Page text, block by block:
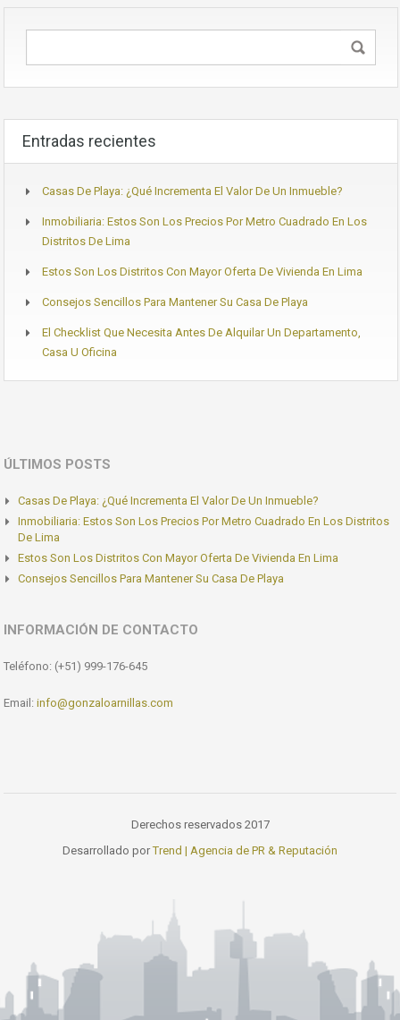
Entradas recientes
Casas De Playa: ¿Qué Incrementa El Valor De Un Inmueble?
Inmobiliaria: Estos Son Los Precios Por Metro Cuadrado En Los
Distritos De Lima
Estos Son Los Distritos Con Mayor Oferta De Vivienda En Lima
Consejos Sencillos Para Mantener Su Casa De Playa
El Checklist Que Necesita Antes De Alquilar Un Departamento,
Casa U Oficina
ÚLTIMOS POSTS
Casas De Playa: ¿Qué Incrementa El Valor De Un Inmueble?
Inmobiliaria: Estos Son Los Precios Por Metro Cuadrado En Los Distritos
De Lima
Estos Son Los Distritos Con Mayor Oferta De Vivienda En Lima
Consejos Sencillos Para Mantener Su Casa De Playa
INFORMACIÓN DE CONTACTO
Teléfono: (+51) 999-176-645
Email: info@gonzaloarnillas.com
Derechos reservados 2017
Desarrollado porTrend | Agencia de PR & Reputación